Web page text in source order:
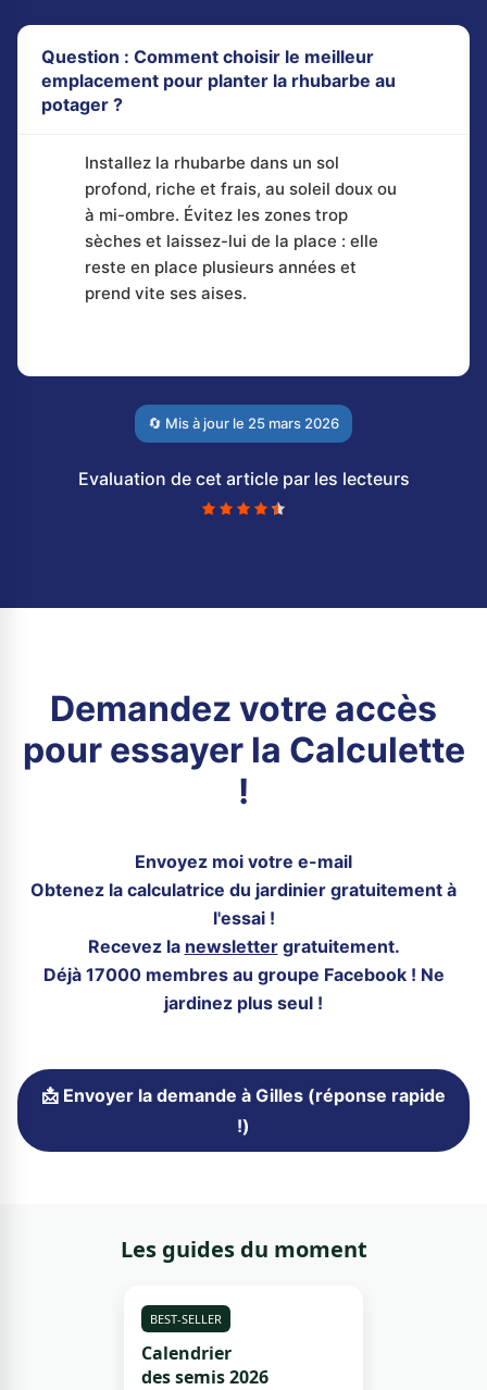
Question : Comment choisir le meilleur
emplacement pour planter la rhubarbe au
potager ?
Installez la rhubarbe dans un sol
profond, riche et frais, au soleil doux ou
à mi-ombre. Évitez les zones trop
sèches et laissez-lui de la place : elle
reste en place plusieurs années et
prend vite ses aises.
🔄 Mis à jour le 25 mars 2026
Evaluation de cet article par les lecteurs
Demandez votre accès
pour essayer la Calculette
!
Envoyez moi votre e-mail
Obtenez la calculatrice du jardinier gratuitement à
l'essai !
Recevez la newslettergratuitement.
Déjà 17000 membres au groupe Facebook ! Ne
jardinez plus seul !
📩 Envoyer la demande à Gilles (réponse rapide
!)
Les guides du moment
BEST-SELLER
Calendrier
des semis 2026